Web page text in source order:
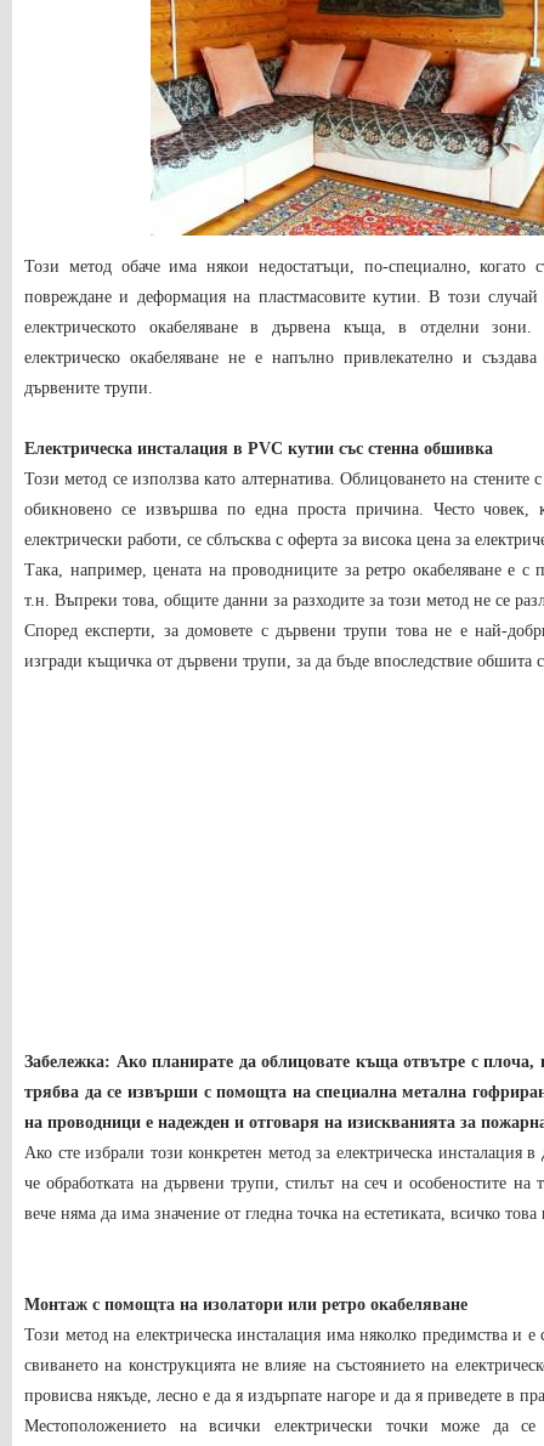
Този метод обаче има някои недостатъци, по-специално, когато
повреждане и деформация на пластмасовите кутии. В този случай
електрическото окабеляване в дървена къща, в отделни
електрическо окабеляване не е напълно привлекателно и
дървените трупи.
Електрическа инсталация в PVC кутии със стенна обшивка
Този метод се използва като алтернатива. Облицоването на
обикновено се извършва по една проста причина. Често
електрически работи, се сблъсква с оферта за висока цена за
Така, например, цената на проводниците за ретро окабеляване е с
т.н. Въпреки това, общите данни за разходите за този метод не се
Според експерти, за домовете с дървени трупи това не е най-
изгради къщичка от дървени трупи, за да бъде впоследствие обшита
Забележка: Ако планирате да облицовате къща отвътре с плоча,
трябва да се извърши с помощта на специална метална
на проводници е надежден и отговаря на изискванията за
Ако сте избрали този конкретен метод за електрическа инсталация
че обработката на дървени трупи, стилът на сеч и особеностите на
вече няма да има значение от гледна точка на естетиката, всичко
Монтаж с помощта на изолатори или ретро окабеляване
Този метод на електрическа инсталация има няколко предимства и
свиването на конструкцията не влияе на състоянието на
провисва някъде, лесно е да я издърпате нагоре и да я приведете в
Местоположението на всички електрически точки може да